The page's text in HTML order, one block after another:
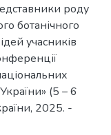
роду
ботанічного
учасників
(5 – 6
2025. -